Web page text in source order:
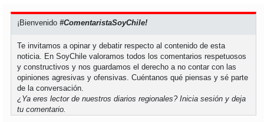
¡Bienvenido#ComentaristaSoyChile!
Te invitamos a opinar y debatir respecto al contenido de esta
noticia. En SoyChile valoramos todos los comentarios respetuosos
y constructivos y nos guardamos el derecho a no contar con las
opiniones agresivas y ofensivas. Cuéntanos qué piensas y sé parte
de la conversación.
¿Ya eres lector de nuestros diarios regionales?Inicia sesión y deja
tu comentario.